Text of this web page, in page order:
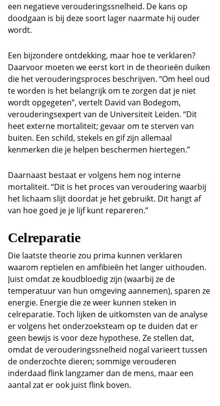
een negatieve verouderingssnelheid. De kans op
doodgaan is bij deze soort lager naarmate hij ouder
wordt.
Een bijzondere ontdekking, maar hoe te verklaren?
Daarvoor moeten we eerst kort in de theorieën duiken
die het verouderingsproces beschrijven. “Om heel oud
te worden is het belangrijk om te zorgen dat je niet
wordt opgegeten”, vertelt David van Bodegom,
verouderingsexpert van de Universiteit Leiden. “Dit
heet externe mortaliteit; gevaar om te sterven van
buiten. Een schild, stekels en gif zijn allemaal
kenmerken die je helpen beschermen hiertegen.”
Daarnaast bestaat er volgens hem nog interne
mortaliteit. “Dit is het proces van veroudering waarbij
het lichaam slijt doordat je het gebruikt. Dit hangt af
van hoe goed je je lijf kunt repareren.”
Celreparatie
Die laatste theorie zou prima kunnen verklaren
waarom reptielen en amfibieën het langer uithouden.
Juist omdat ze koudbloedig zijn (waarbij ze de
temperatuur van hun omgeving aannemen), sparen ze
energie. Energie die ze weer kunnen steken in
celreparatie. Toch lijken de uitkomsten van de analyse
er volgens het onderzoeksteam op te duiden dat er
geen bewijs is voor deze hypothese. Ze stellen dat,
omdat de verouderingssnelheid nogal varieert tussen
de onderzochte dieren; sommige verouderen
inderdaad flink langzamer dan de mens, maar een
aantal zat er ook juist flink boven.